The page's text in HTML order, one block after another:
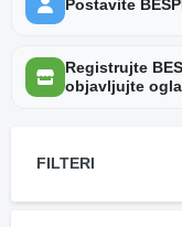
Postavite
Registrujte
objavljujte
FILTERI